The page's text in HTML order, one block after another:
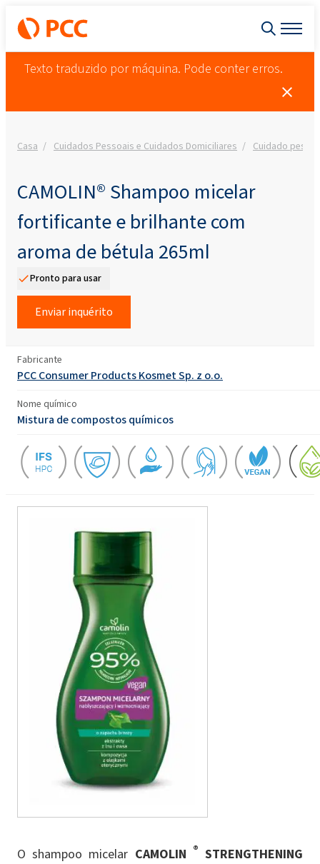
Texto traduzido por máquina. Pode conter erros.
Casa Cuidados Pessoais e Cuidados Domiciliares Cuidado
CAMOLIN® Shampoo micelar
fortificante e brilhante com
aroma de bétula 265ml
Pronto para usar
Enviar inquérito
Fabricante
PCC Consumer Products Kosmet Sp. z o.o.
Nome químico
Mistura de compostos químicos
O shampoo micelar CAMOLIN ® STRENGTHENING